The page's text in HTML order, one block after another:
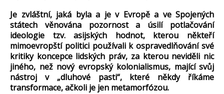
Je zvláštní, jaká byla a je v Evropě a ve Spojených
státech věnována pozornost a úsilí potlačování
ideologie tzv. asijských hodnot, kterou někteří
mimoevropští politici používali k ospravedlňování své
kritiky koncepce lidských práv, za kterou neviděli nic
jiného, než nový evropský kolonialismus, mající svůj
nástroj v „dluhové pasti“, které někdy říkáme
transformace, ačkoli je jen metamorfózou.